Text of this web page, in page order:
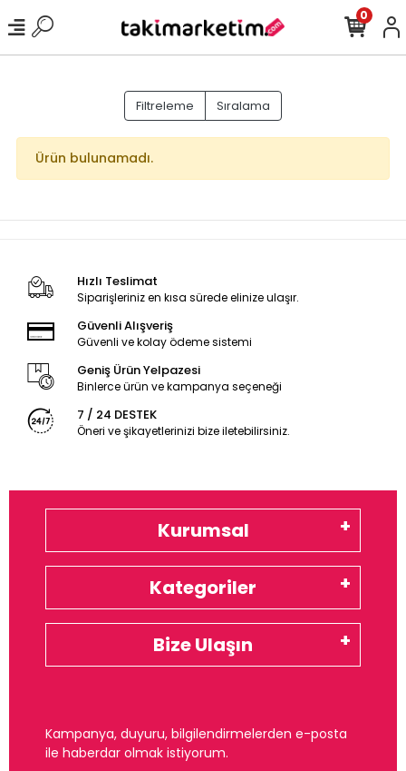
0
Filtreleme Sıralama
Ürün bulunamadı.
Hızlı Teslimat
Siparişleriniz en kısa sürede elinize ulaşır.
Güvenli Alışveriş
Güvenli ve kolay ödeme sistemi
Geniş Ürün Yelpazesi
Binlerce ürün ve kampanya seçeneği
7 / 24 DESTEK
Öneri ve şikayetlerinizi bize iletebilirsiniz.
Kurumsal
Kategoriler
Bize Ulaşın
Kampanya, duyuru, bilgilendirmelerden e-posta
ile haberdar olmak istiyorum.